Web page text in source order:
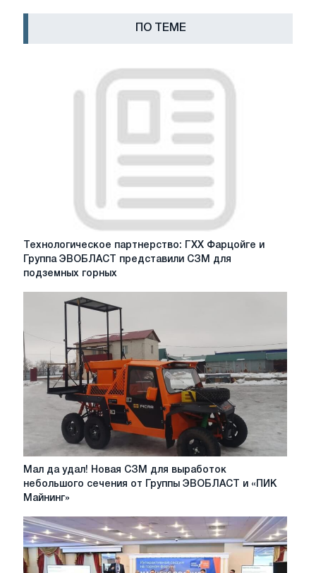
ПО ТЕМЕ
Технологическое
партнерство:
ГХХ
ЭВОБЛАСТ
представили
СЗМ
для
подземных
Технологическое партнерство: ГХХ Фарцойге и
Группа ЭВОБЛАСТ представили СЗМ для
подземных горных
Мал
удал!
СЗМ
для
выработок
небольшого
Мал да удал! Новая СЗМ для выработок
небольшого сечения от Группы ЭВОБЛАСТ и «ПИК
Майнинг»